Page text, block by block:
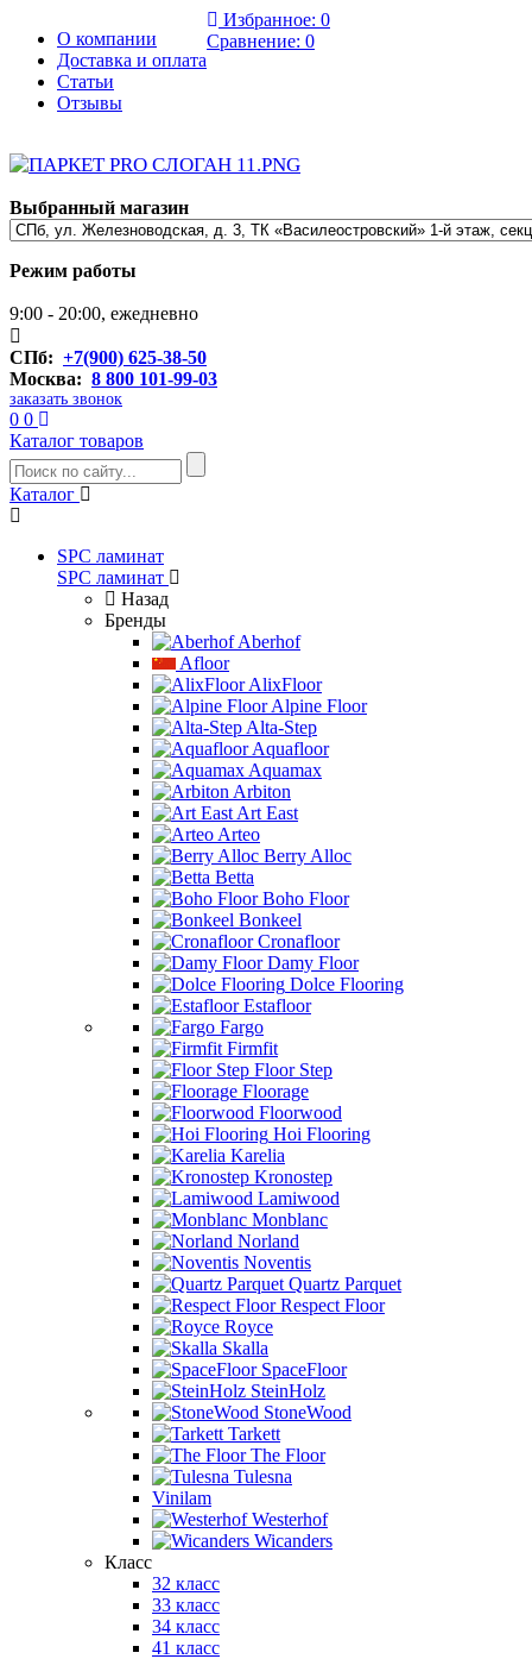
О компании
Доставка и оплата
Статьи
Отзывы
Избранное: 0
Сравнение: 0
Выбранный магазин
Режим работы
9:00 - 20:00, ежедневно
СПб: +7(900) 625-38-50
Москва: 8 800 101-99-03
заказать звонок
0 0
Каталог товаров
Каталог
SPC ламинат
SPC ламинат
Назад
Бренды
Aberhof
Afloor
AlixFloor
Alpine Floor
Alta-Step
Aquafloor
Aquamax
Arbiton
Art East
Arteo
Berry Alloc
Betta
Boho Floor
Bonkeel
Cronafloor
Damy Floor
Dolce Flooring
Estafloor
Fargo
Firmfit
Floor Step
Floorage
Floorwood
Hoi Flooring
Karelia
Kronostep
Lamiwood
Monblanc
Norland
Noventis
Quartz Parquet
Respect Floor
Royce
Skalla
SpaceFloor
SteinHolz
StoneWood
Tarkett
The Floor
Tulesna
Vinilam
Westerhof
Wicanders
Класс
32 класс
33 класс
34 класс
41 класс